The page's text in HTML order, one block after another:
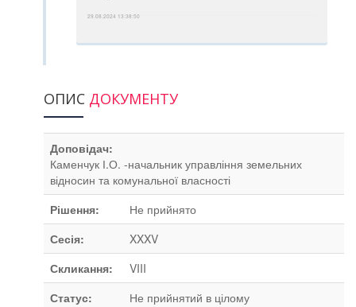
29.08.2024 13:38:50
ОПИС ДОКУМЕНТУ
Доповідач:
Каменчук І.О. -начальник управління земельних
відносин та комунальної власності
Рішення:
Не прийнято
Сесія:
XXXV
Скликання:
VIII
Статус:
Не прийнятий в цілому